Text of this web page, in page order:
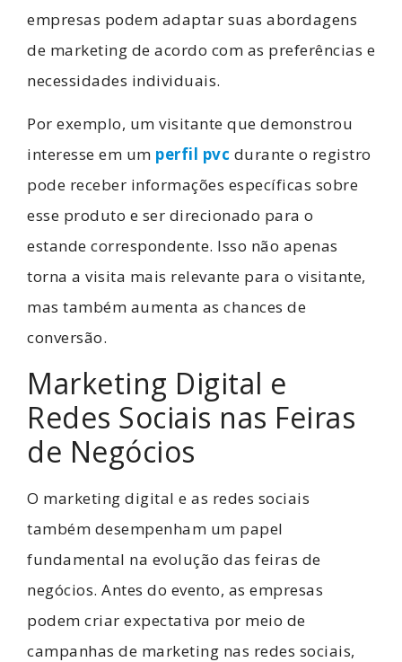
empresas podem adaptar suas abordagens
de marketing de acordo com as preferências e
necessidades individuais.
Por exemplo, um visitante que demonstrou
interesse em um perfil pvc durante o registro
pode receber informações específicas sobre
esse produto e ser direcionado para o
estande correspondente. Isso não apenas
torna a visita mais relevante para o visitante,
mas também aumenta as chances de
conversão.
Marketing Digital e
Redes Sociais nas Feiras
de Negócios
O marketing digital e as redes sociais
também desempenham um papel
fundamental na evolução das feiras de
negócios. Antes do evento, as empresas
podem criar expectativa por meio de
campanhas de marketing nas redes sociais,